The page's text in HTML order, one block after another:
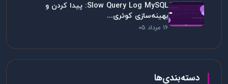
Slow Query Log MySQL: پیدا کردن و
بهینه‌سازی کوئری...
16 مرداد 05
دسته‌بندی‌ها